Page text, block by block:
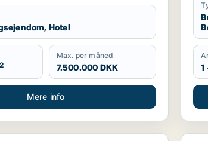
Hotel
2
Max. per måned
7.500.000 DKK
Mere info
1